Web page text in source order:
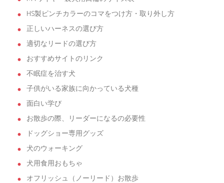
HS製ピンチカラーのコマをつけ方・取り外し方
正しいハーネスの選び方
適切なリードの選び方
おすすめサイトのリンク
不眠症を治す犬
子供がいる家族に向かっている犬種
面白い学び
お散歩の際、リーダーになるの必要性
ドッグショー専用グッズ
犬のウォーキング
犬用食用おもちゃ
オフリッシュ（ノーリード）お散歩